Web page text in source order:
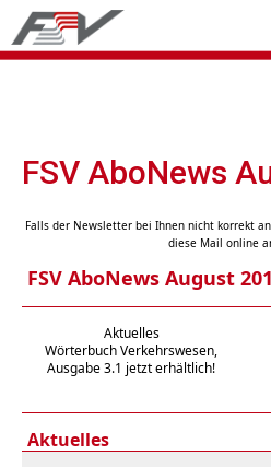
FSV AboNews
Falls der Newsletter bei Ihnen nicht korrekt
diese Mail online
FSV AboNews August
Aktuelles
Wörterbuch Verkehrswesen,
Ausgabe 3.1 jetzt erhältlich!
Aktuelles